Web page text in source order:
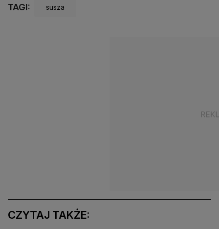
TAGI: susza
CZYTAJ TAKŻE: